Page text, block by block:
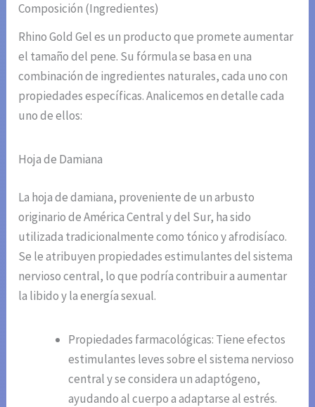
Composición (Ingredientes)
Rhino Gold Gel es un producto que promete aumentar
el tamaño del pene. Su fórmula se basa en una
combinación de ingredientes naturales, cada uno con
propiedades específicas. Analicemos en detalle cada
uno de ellos:
Hoja de Damiana
La hoja de damiana, proveniente de un arbusto
originario de América Central y del Sur, ha sido
utilizada tradicionalmente como tónico y afrodisíaco.
Se le atribuyen propiedades estimulantes del sistema
nervioso central, lo que podría contribuir a aumentar
la libido y la energía sexual.
Propiedades farmacológicas: Tiene efectos
estimulantes leves sobre el sistema nervioso
central y se considera un adaptógeno,
ayudando al cuerpo a adaptarse al estrés.